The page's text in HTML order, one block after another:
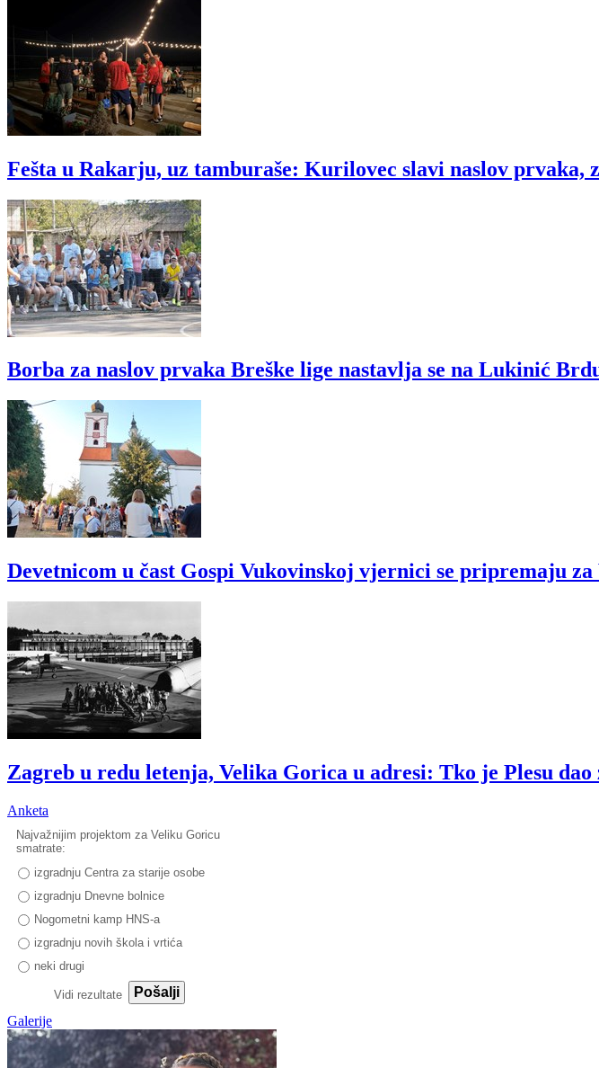
Fešta u Rakarju, uz tamburaše: Kurilovec slavi naslov prvaka,
Borba za naslov prvaka Breške lige nastavlja se na Lukinić
Devetnicom u čast Gospi Vukovinskoj vjernici se pripremaju za
Zagreb u redu letenja, Velika Gorica u adresi: Tko je Plesu dao
Anketa
Najvažnijim projektom za Veliku Goricu
smatrate:
izgradnju Centra za starije osobe
izgradnju Dnevne bolnice
Nogometni kamp HNS-a
izgradnju novih škola i vrtića
neki drugi
Vidi rezultate
Pošalji
Galerije